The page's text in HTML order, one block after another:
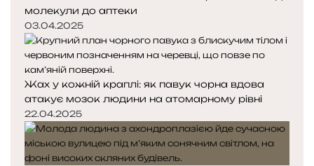
молекули до аптеки
03.04.2025
Жах у кожній краплі: як павук чорна вдова
атакує мозок людини на атомарному рівні
22.04.2025